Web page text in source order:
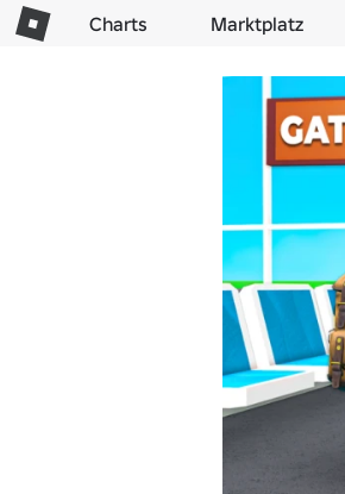
Charts Marktplatz